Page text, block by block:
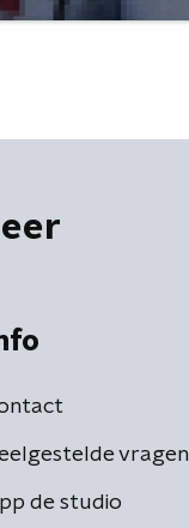
vragen
de studio